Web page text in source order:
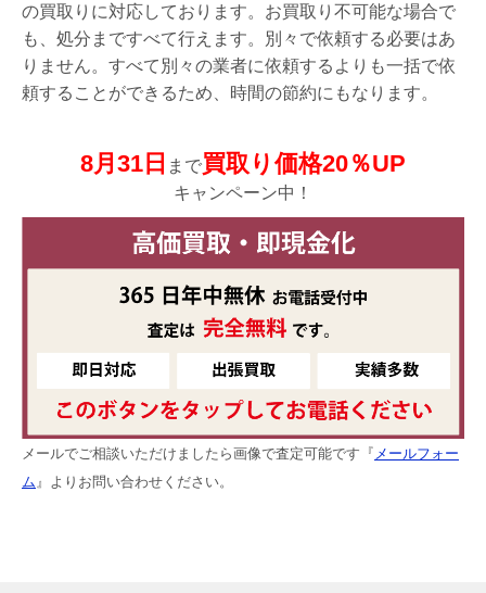
の買取りに対応しております。お買取り不可能な場合で
も、処分まですべて行えます。別々で依頼する必要はあ
りません。すべて別々の業者に依頼するよりも一括で依
頼することができるため、時間の節約にもなります。
8月31日 まで買取り価格20％UP
キャンペーン中！
メールでご相談いただけましたら画像で査定可能です『 メールフォー
ム 』よりお問い合わせください。